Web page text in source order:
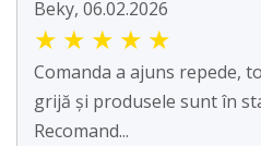
Beky, 06.02.2026
★ ★ ★ ★ ★
Comanda a ajuns repede,
grijă și produsele sunt în
Recomand...